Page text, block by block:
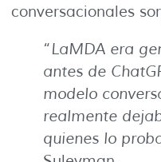
conversacionales
“LaMDA era
antes de
modelo
realmente
quienes lo